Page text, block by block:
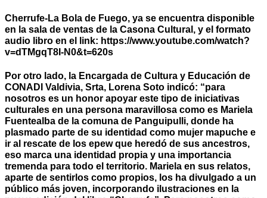
Cherrufe-La Bola de Fuego, ya se encuentra disponible
en la sala de ventas de la Casona Cultural, y el formato
audio libro en el link: https://www.youtube.com/watch?
v=dTMgqT8I-N0&t=620s
Por otro lado, la Encargada de Cultura y Educación de
CONADI Valdivia, Srta, Lorena Soto indicó: “para
nosotros es un honor apoyar este tipo de iniciativas
culturales en una persona maravillosa como es Mariela
Fuentealba de la comuna de Panguipulli, donde ha
plasmado parte de su identidad como mujer mapuche e
ir al rescate de los epew que heredó de sus ancestros,
eso marca una identidad propia y una importancia
tremenda para todo el territorio. Mariela en sus relatos,
aparte de sentirlos como propios, los ha divulgado a un
público más joven, incorporando ilustraciones en la